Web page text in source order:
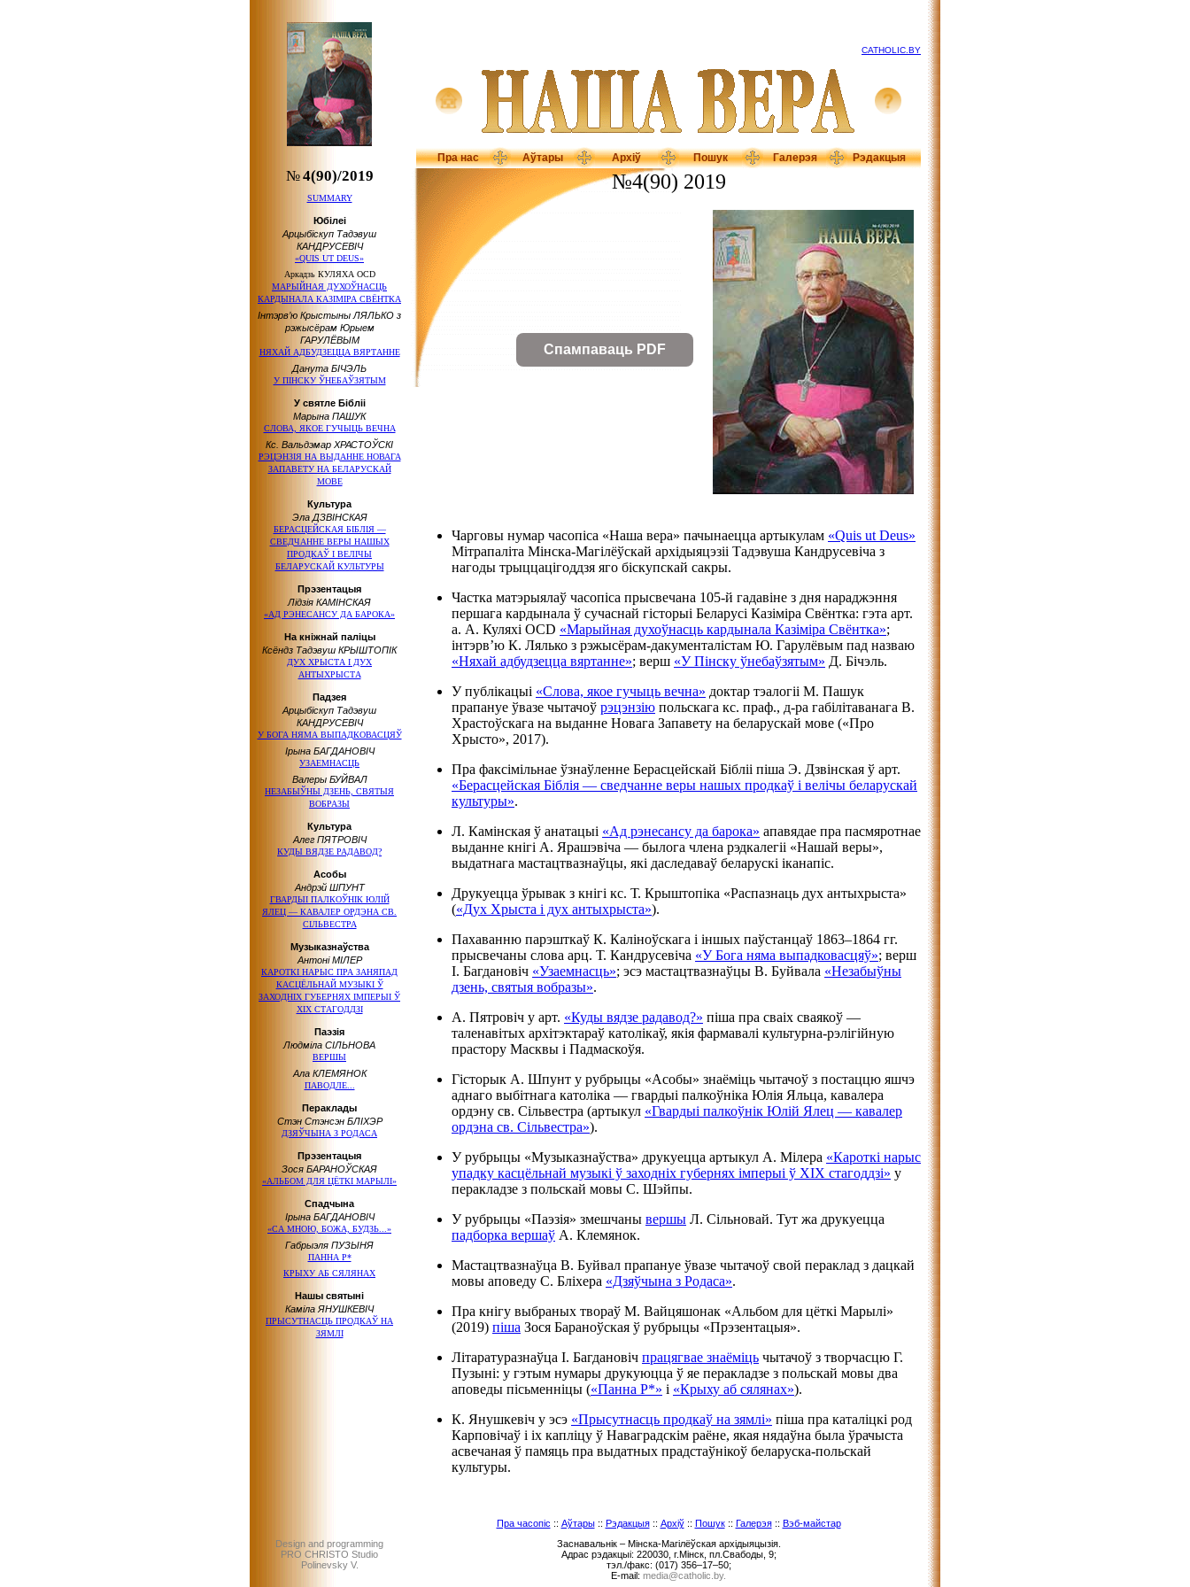
CATHOLIC.BY
Пра нас Аўтары Архіў Пошук Галерэя Рэдакцыя
№4(90)/2019
SUMMARY
Юбілеі
Арцыбіскуп Тадэвуш
КАНДРУСЕВІЧ
«QUIS UT DEUS»
Аркадзь КУЛЯХА OCD
МАРЫЙНАЯ ДУХОЎНАСЦЬ
КАРДЫНАЛА КАЗІМІРА СВЁНТКА
Інтэрв’ю Крыстыны ЛЯЛЬКО з
рэжысёрам Юрыем
ГАРУЛЁВЫМ
НЯХАЙ АДБУДЗЕЦЦА ВЯРТАННЕ
Данута БІЧЭЛЬ
У ПІНСКУ ЎНЕБАЎЗЯТЫМ
У святле Бібліі
Марына ПАШУК
СЛОВА, ЯКОЕ ГУЧЫЦЬ ВЕЧНА
Кс. Вальдэмар ХРАСТОЎСКІ
РЭЦЭНЗІЯ НА ВЫДАННЕ НОВАГА
ЗАПАВЕТУ НА БЕЛАРУСКАЙ
МОВЕ
Культура
Эла ДЗВІНСКАЯ
БЕРАСЦЕЙСКАЯ БІБЛІЯ —
СВЕДЧАННЕ ВЕРЫ НАШЫХ
ПРОДКАЎ І ВЕЛІЧЫ
БЕЛАРУСКАЙ КУЛЬТУРЫ
Прэзентацыя
Лідзія КАМІНСКАЯ
«АД РЭНЕСАНСУ ДА БАРОКА»
На кніжнай паліцы
Ксёндз Тадэвуш КРЫШТОПІК
ДУХ ХРЫСТА І ДУХ
АНТЫХРЫСТА
Падзея
Арцыбіскуп Тадэвуш
КАНДРУСЕВІЧ
У БОГА НЯМА ВЫПАДКОВАСЦЯЎ
Ірына БАГДАНОВІЧ
УЗАЕМНАСЦЬ
Валеры БУЙВАЛ
НЕЗАБЫЎНЫ ДЗЕНЬ, СВЯТЫЯ
ВОБРАЗЫ
Культура
Алег ПЯТРОВІЧ
КУДЫ ВЯДЗЕ РАДАВОД?
Асобы
Андрэй ШПУНТ
ГВАРДЫІ ПАЛКОЎНІК ЮЛІЙ
ЯЛЕЦ — КАВАЛЕР ОРДЭНА СВ.
СІЛЬВЕСТРА
Музыказнаўства
Антоні МІЛЕР
КАРОТКІ НАРЫС ПРА ЗАНЯПАД
КАСЦЁЛЬНАЙ МУЗЫКІ Ў
ЗАХОДНІХ ГУБЕРНЯХ ІМПЕРЫІ Ў
ХІХ СТАГОДДЗІ
Паэзія
Людміла СІЛЬНОВА
ВЕРШЫ
Ала КЛЕМЯНОК
ПАВОДЛЕ...
Пераклады
Стэн Стэнсэн БЛІХЭР
ДЗЯЎЧЫНА З РОДАСА
Прэзентацыя
Зося БАРАНОЎСКАЯ
«АЛЬБОМ ДЛЯ ЦЁТКІ МАРЫЛІ»
Спадчына
Ірына БАГДАНОВІЧ
«СА МНОЮ, БОЖА, БУДЗЬ...»
Габрыэля ПУЗЫНЯ
ПАННА Р*
КРЫХУ АБ СЯЛЯНАХ
Нашы святыні
Каміла ЯНУШКЕВІЧ
ПРЫСУТНАСЦЬ ПРОДКАЎ НА
ЗЯМЛІ
№4(90) 2019
Спампаваць PDF
Чарговы нумар часопіса «Наша вера» пачынаецца артыкулам «Quis ut Deus»
Мітрапаліта Мінска-Магілёўскай архідыяцэзіі Тадэвуша Кандрусевіча з
нагоды трыццацігоддзя яго біскупскай сакры.
Частка матэрыялаў часопіса прысвечана 105-й гадавіне з дня нараджэння
першага кардынала ў сучаснай гісторыі Беларусі Казіміра Свёнтка: гэта арт.
а. А. Куляхі OCD «Марыйная духоўнасць кардынала Казіміра Свёнтка»;
інтэрв’ю К. Лялько з рэжысёрам-дакументалістам Ю. Гарулёвым пад назваю
«Няхай адбудзецца вяртанне»; верш «У Пінску ўнебаўзятым» Д. Бічэль.
У публікацыі «Слова, якое гучыць вечна» доктар тэалогіі М. Пашук
прапануе ўвазе чытачоў рэцэнзію польскага кс. праф., д-ра габілітаванага В.
Храстоўскага на выданне Новага Запавету на беларускай мове («Про
Хрысто», 2017).
Пра факсімільнае ўзнаўленне Берасцейскай Бібліі піша Э. Дзвінская ў арт.
«Берасцейская Біблія — сведчанне веры нашых продкаў і велічы беларускай
культуры».
Л. Камінская ў анатацыі «Ад рэнесансу да барока» апавядае пра пасмяротнае
выданне кнігі А. Ярашэвіча — былога члена рэдкалегіі «Нашай веры»,
выдатнага мастацтвазнаўцы, які даследаваў беларускі іканапіс.
Друкуецца ўрывак з кнігі кс. Т. Крыштопіка «Распазнаць дух антыхрыста»
(«Дух Хрыста і дух антыхрыста»).
Пахаванню парэшткаў К. Каліноўскага і іншых паўстанцаў 1863–1864 гг.
прысвечаны слова арц. Т. Кандрусевіча «У Бога няма выпадковасцяў»; верш
І. Багдановіч «Узаемнасць»; эсэ мастацтвазнаўцы В. Буйвала «Незабыўны
дзень, святыя вобразы».
А. Пятровіч у арт. «Куды вядзе радавод?» піша пра сваіх сваякоў —
таленавітых архітэктараў католікаў, якія фармавалі культурна-рэлігійную
прастору Масквы і Падмаскоўя.
Гісторык А. Шпунт у рубрыцы «Асобы» знаёміць чытачоў з постаццю яшчэ
аднаго выбітнага католіка — гвардыі палкоўніка Юлія Яльца, кавалера
ордэну св. Сільвестра (артыкул «Гвардыі палкоўнік Юлій Ялец — кавалер
ордэна св. Сільвестра»).
У рубрыцы «Музыказнаўства» друкуецца артыкул А. Мілера «Кароткі нарыс
упадку касцёльнай музыкі ў заходніх губернях імперыі ў ХІХ стагоддзі» у
перакладзе з польскай мовы С. Шэйпы.
У рубрыцы «Паэзія» змешчаны вершы Л. Сільновай. Тут жа друкуецца
падборка вершаў А. Клемянок.
Мастацтвазнаўца В. Буйвал прапануе ўвазе чытачоў свой пераклад з дацкай
мовы аповеду С. Бліхера «Дзяўчына з Родаса».
Пра кнігу выбраных твораў М. Вайцяшонак «Альбом для цёткі Марылі»
(2019) піша Зося Бараноўская ў рубрыцы «Прэзентацыя».
Літаратуразнаўца І. Багдановіч працягвае знаёміць чытачоў з творчасцю Г.
Пузыні: у гэтым нумары друкуюцца ў яе перакладзе з польскай мовы два
аповеды пісьменніцы («Панна Р*» і «Крыху аб сялянах»).
К. Янушкевіч у эсэ «Прысутнасць продкаў на зямлі» піша пра каталіцкі род
Карповічаў і іх капліцу ў Наваградскім раёне, якая нядаўна была ўрачыста
асвечаная ў памяць пра выдатных прадстаўнікоў беларуска-польскай
культуры.
Design and programming
PRO CHRISTO Studio
Polinevsky V.
Пра часопіс :: Аўтары:: Рэдакцыя:: Архіў:: Пошук:: Галерэя:: Вэб-майстар
Заснавальнік – Мінска-Магілёўская архідыяцызія.
Адрас рэдакцыі: 220030, г.Мінск, пл.Свабоды, 9;
тэл./факс: (017) 356–17–50;
E-mail: media@catholic.by.